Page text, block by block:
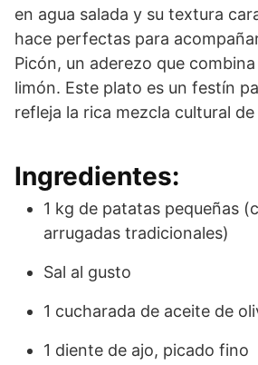
en agua salada y su textura
hace perfectas para
Picón, un aderezo que
limón. Este plato es un festín
refleja la rica mezcla cultural de
Ingredientes:
1 kg de patatas pequeñas
arrugadas tradicionales)
Sal al gusto
1 cucharada de aceite de
1 diente de ajo, picado fino